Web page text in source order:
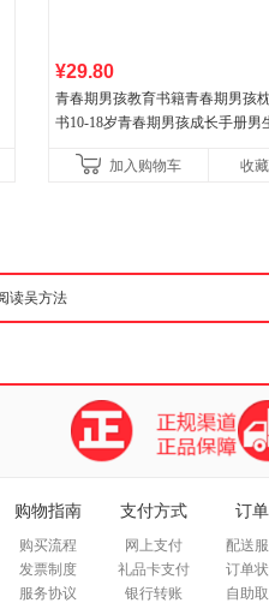
¥29.80
青春期男孩教育书籍青春期男孩
书10-18岁青春期男孩成长手册男
育书
加入购物车 收藏
购物指南
购买流程
发票制度
服务协议
支付方式
网上支付
礼品卡支付
银行转账
订
配送
订单
自助